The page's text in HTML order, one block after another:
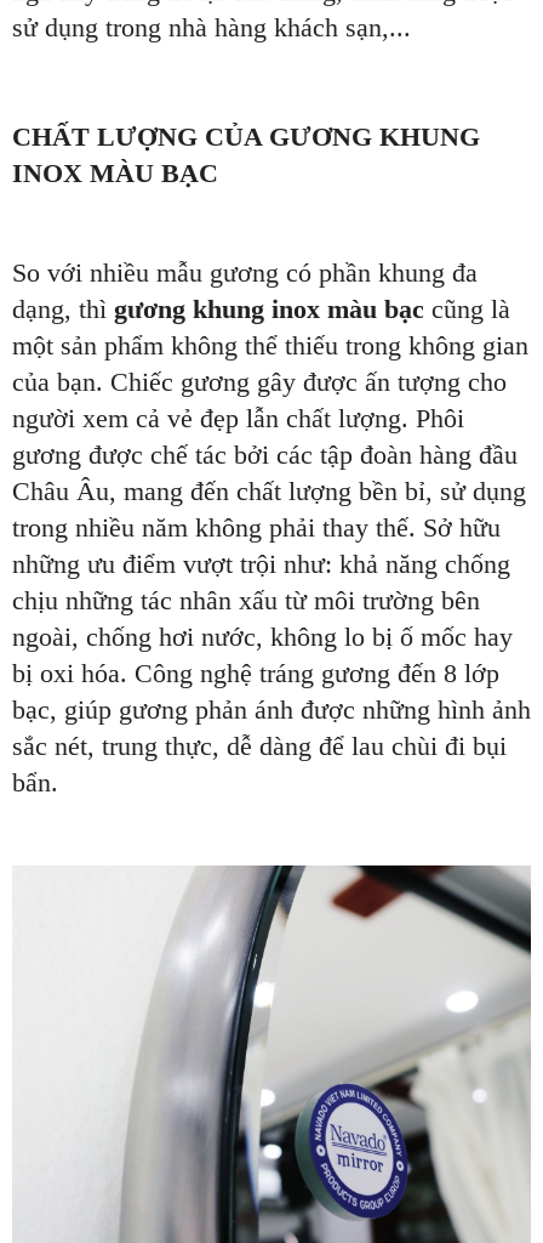
sử dụng trong nhà hàng khách sạn,...
CHẤT LƯỢNG CỦA GƯƠNG KHUNG
INOX MÀU BẠC
So với nhiều mẫu gương có phần khung đa
dạng, thì gương khung inox màu bạc cũng là
một sản phẩm không thể thiếu trong không gian
của bạn. Chiếc gương gây được ấn tượng cho
người xem cả vẻ đẹp lẫn chất lượng. Phôi
gương được chế tác bởi các tập đoàn hàng đầu
Châu Âu, mang đến chất lượng bền bỉ, sử dụng
trong nhiều năm không phải thay thế. Sở hữu
những ưu điểm vượt trội như: khả năng chống
chịu những tác nhân xấu từ môi trường bên
ngoài, chống hơi nước, không lo bị ố mốc hay
bị oxi hóa. Công nghệ tráng gương đến 8 lớp
bạc, giúp gương phản ánh được những hình ảnh
sắc nét, trung thực, dễ dàng để lau chùi đi bụi
bẩn.